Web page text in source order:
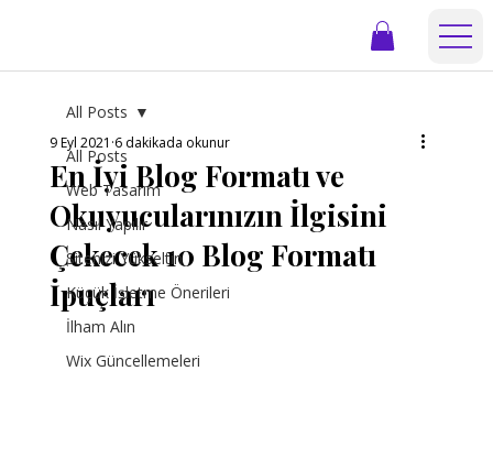
All Posts
Web Tasarım
Nasıl Yapılır
Sitenizi Yükseltin
Küçük İşletme Önerileri
İlham Alın
Wix Güncellemeleri
All Posts
En İyi Blog Formatı ve
Okuyucularınızın İlgisini
Çekecek 10 Blog Formatı
İpuçları
9 Eyl 2021 6 dakikada okunur